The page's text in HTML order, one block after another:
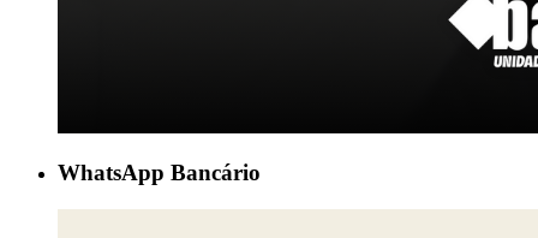
WhatsApp Bancário